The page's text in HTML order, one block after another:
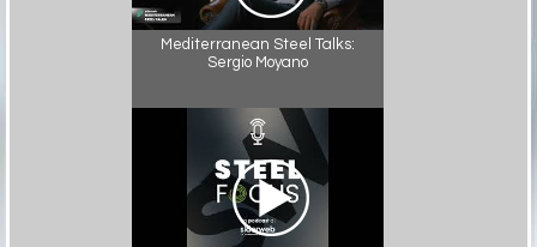
Mediterranean Steel Talks:
Sergio Moyano